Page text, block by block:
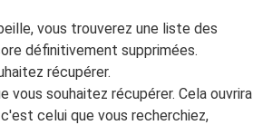
vous trouverez une liste des
définitivement supprimées.
récupérer.
vous souhaitez récupérer. Cela ouvrira
celui que vous recherchiez,